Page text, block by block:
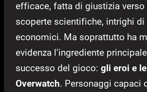
efficace, fatta di giustizia verso
scoperte scientifiche, intrighi di
economici. Ma soprattutto ha
evidenza l’ingrediente
successo del gioco: gli eroi e
Overwatch. Personaggi capaci